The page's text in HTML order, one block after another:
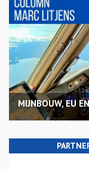
MIJNBOUW, EU